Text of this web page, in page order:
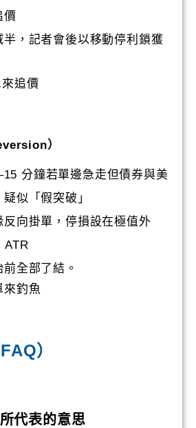
價
半，記者會後以移動停利鎖獲
追價
）
分鐘若單邊急走但債券與美
似「假突破」
反向掛單，停損設在極值外
ATR
全部了結。
來釣魚
）
代表的意思